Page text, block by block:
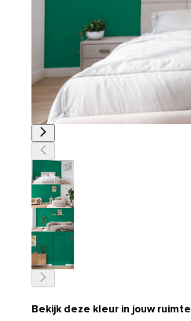
Bekijk deze kleur in jouw ruimte